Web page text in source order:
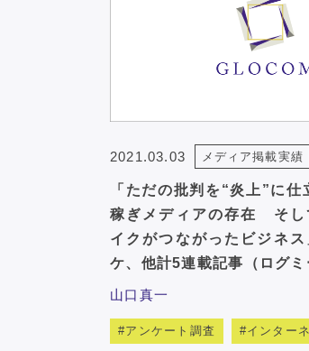
2021.03.03 メディア掲載実績
「ただの批判を“炎上”に
稼ぎメディアの存在 そし
イクがつながったビジネ
ケ、他計5連載記事（ログミ
山口真一
アンケート調査 インター